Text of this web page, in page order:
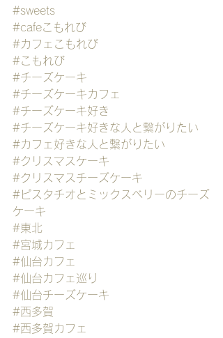
#sweets
#cafeこもれび
#カフェこもれび
#こもれび
#チーズケーキ
#チーズケーキカフェ
#チーズケーキ好き
#チーズケーキ好きな人と繋がりたい
#カフェ好きな人と繋がりたい
#クリスマスケーキ
#クリスマスチーズケーキ
#ピスタチオとミックスベリーのチーズ
ケーキ
#東北
#宮城カフェ
#仙台カフェ
#仙台カフェ巡り
#仙台チーズケーキ
#西多賀
#西多賀カフェ